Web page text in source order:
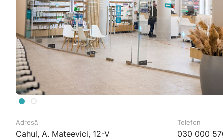
Adresă
Cahul, A. Mateevici, 12-V
Telefon
030 000